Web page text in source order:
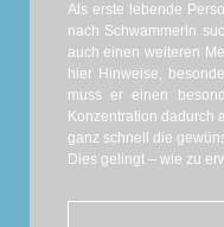
Als erste lebende
nach Schwammerln
auch einen weiteren
hier Hinweise,
muss er einen
Konzentration dadurch
ganz schnell die
Dies gelingt – wie zu